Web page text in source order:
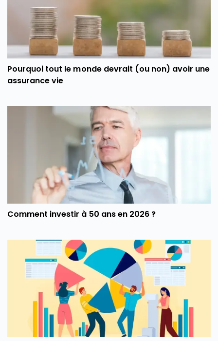
Pourquoi tout le monde devrait (ou non) avoir une
assurance vie
Comment investir à 50 ans en 2026 ?